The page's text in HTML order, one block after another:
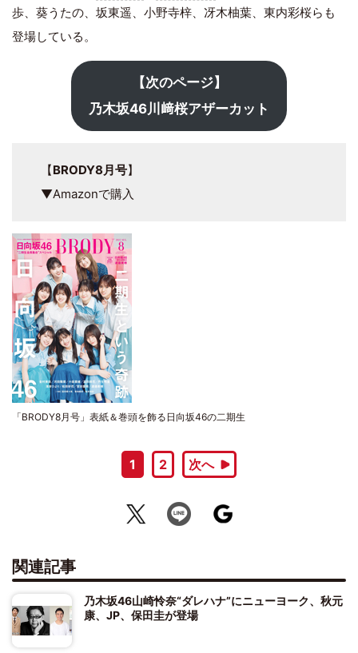
歩、葵うたの、坂東遥、小野寺梓、冴木柚葉、東内彩桜らも
登場している。
【次のページ】
乃木坂46川﨑桜アザーカット
【BRODY8月号】
▼Amazonで購入
「BRODY8月号」表紙＆巻頭を飾る日向坂46の二期生
1 2 次へ
関連記事
乃木坂46山崎怜奈“ダレハナ”にニューヨーク、秋元
康、JP、保田圭が登場